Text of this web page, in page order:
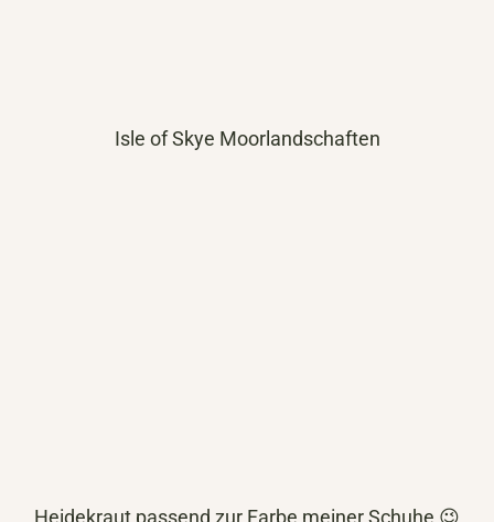
Isle of Skye Moorlandschaften
Heidekraut passend zur Farbe meiner Schuhe 😉